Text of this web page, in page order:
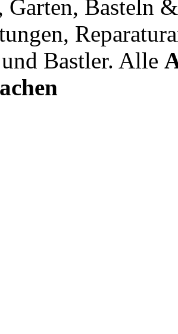
Garten, Basteln
Bastler. Alle